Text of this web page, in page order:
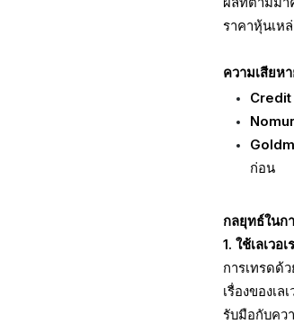
ราคาหุ้นเห
ความเสียห
ก่อน
กลยุทธ์ในก
1. ใช้เลเวอ
การเทรดด้
เรื่องของเ
รับมือกับคว